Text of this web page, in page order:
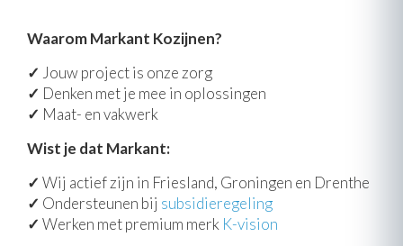
Waarom Markant Kozijnen?
✓ Jouw project is onze zorg
✓ Denken met je mee in oplossingen
✓ Maat- en vakwerk
Wist je dat Markant:
✓ Wij actief zijn in Friesland, Groningen en Drenthe
✓ Ondersteunen bij subsidieregeling
✓ Werken met premium merk K-vision